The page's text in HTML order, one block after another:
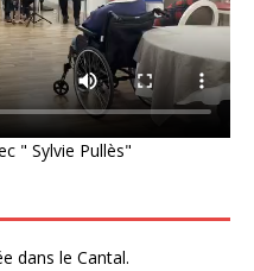
" Sylvie Pullès"
dans le Cantal.